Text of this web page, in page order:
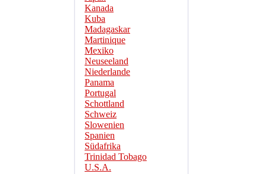
Kanada
Kuba
Madagaskar
Martinique
Mexiko
Neuseeland
Niederlande
Panama
Portugal
Schottland
Schweiz
Slowenien
Spanien
Südafrika
Trinidad Tobago
U.S.A.